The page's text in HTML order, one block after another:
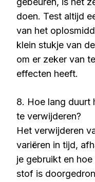
doen. Test altijd
van het
klein stukje van
om er zeker van
effecten heeft.
8. Hoe lang duurt
te verwijderen?
Het verwijderen
variëren in tijd,
je gebruikt en
stof is